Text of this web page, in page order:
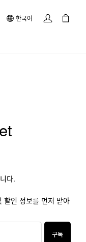
한국어
다.
할인 정보를 먼저 받아
구독